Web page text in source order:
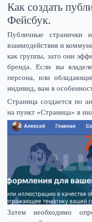
Как создать
Фейсбук.
Публичные странички
взаимодействия и
как группы, зато они
бренда. Если вы
персона, или
индивид, вам в
Страница создается по
на пункт «Страница» в
Затем необходимо